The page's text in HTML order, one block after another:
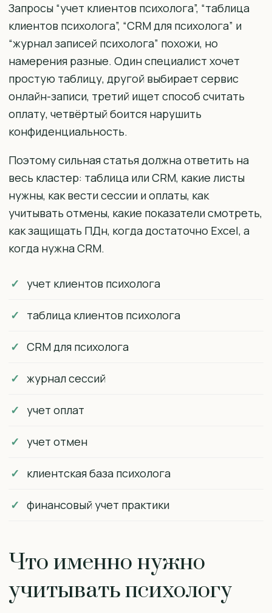
Запросы “учет клиентов психолога”, “таблица
клиентов психолога”, “CRM для психолога” и
“журнал записей психолога” похожи, но
намерения разные. Один специалист хочет
простую таблицу, другой выбирает сервис
онлайн-записи, третий ищет способ считать
оплату, четвёртый боится нарушить
конфиденциальность.
Поэтому сильная статья должна ответить на
весь кластер: таблица или CRM, какие листы
нужны, как вести сессии и оплаты, как
учитывать отмены, какие показатели смотреть,
как защищать ПДн, когда достаточно Excel, а
когда нужна CRM.
учет клиентов психолога
таблица клиентов психолога
CRM для психолога
журнал сессий
учет оплат
учет отмен
клиентская база психолога
финансовый учет практики
Что именно нужно
учитывать психологу